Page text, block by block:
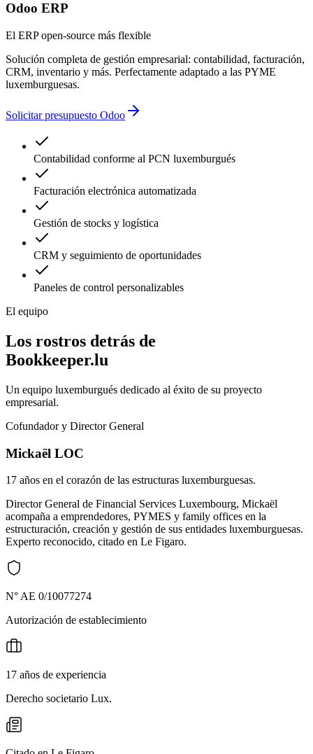
Odoo ERP
El ERP open-source más flexible
Solución completa de gestión empresarial: contabilidad, facturación,
CRM, inventario y más. Perfectamente adaptado a las PYME
luxemburguesas.
Solicitar presupuesto Odoo
Contabilidad conforme al PCN luxemburgués
Facturación electrónica automatizada
Gestión de stocks y logística
CRM y seguimiento de oportunidades
Paneles de control personalizables
El equipo
Los rostros detrás de
Bookkeeper.lu
Un equipo luxemburgués dedicado al éxito de su proyecto
empresarial.
Cofundador y Director General
Mickaël LOC
17 años en el corazón de las estructuras luxemburguesas.
Director General de Financial Services Luxembourg, Mickaël
acompaña a emprendedores, PYMES y family offices en la
estructuración, creación y gestión de sus entidades luxemburguesas.
Experto reconocido, citado en Le Figaro.
N° AE 0/10077274
Autorización de establecimiento
17 años de experiencia
Derecho societario Lux.